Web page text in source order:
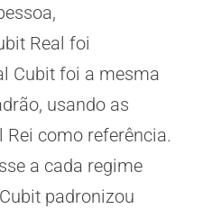
Real foi
Cubit foi a mesma
usando as
como referência.
a cada regime
padronizou